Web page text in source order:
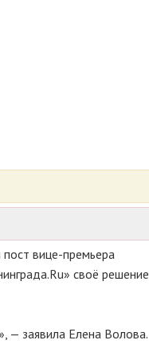
вице-премьера
своё решение
— заявила Елена Волова.